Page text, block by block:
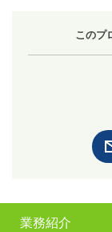
このプ
業務紹介